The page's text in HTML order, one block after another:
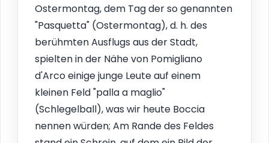
Ostermontag, dem Tag der so genannten
"Pasquetta" (Ostermontag), d. h. des
berühmten Ausflugs aus der Stadt,
spielten in der Nähe von Pomigliano
d'Arco einige junge Leute auf einem
kleinen Feld "palla a maglio"
(Schlegelball), was wir heute Boccia
nennen würden; Am Rande des Feldes